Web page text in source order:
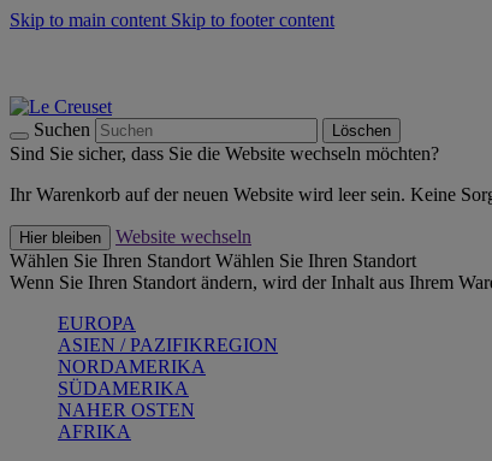
Skip to main content Skip to footer content
Suchen Löschen
Sind Sie sicher, dass Sie die Website wechseln möchten?
Ihr Warenkorb auf der neuen Website wird leer sein. Keine
Hier bleiben
Website wechseln
Wählen Sie Ihren Standort Wählen Sie Ihren Standort
Wenn Sie Ihren Standort ändern, wird der Inhalt aus Ihrem
EUROPA
ASIEN / PAZIFIKREGION
NORDAMERIKA
SÜDAMERIKA
NAHER OSTEN
AFRIKA